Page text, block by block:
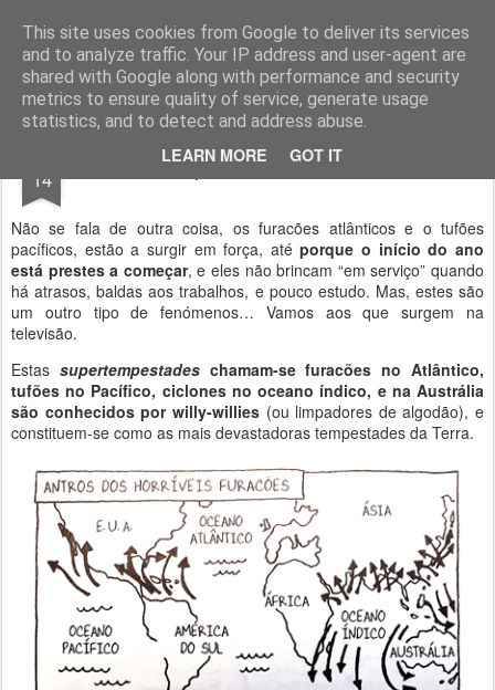
This site uses cookies from Google to deliver its services
and to analyze traffic. Your IP address and user-agent are
shared with Google along with performance and security
metrics to ensure quality of service, generate usage
statistics, and to detect and address abuse.
LEARN MORE GOT IT
Geopalavras
canal800 clique ZapCanal
14 Época de furacões.
Não se fala de outra coisa, os furacões atlânticos e o tufões
pacíficos, estão a surgir em força, atéporque o início do ano
está prestes a começar, e eles não brincam “em serviço” quando
há atrasos, baldas aos trabalhos, e pouco estudo. Mas, estes são
um outro tipo de fenómenos… Vamos aos que surgem na
televisão.
Estas supertempestades chamam-se furacões no Atlântico,
tufões no Pacífico, ciclones no oceano índico, e na Austrália
são conhecidos por willy-willies(ou limpadores de algodão), e
constituem-se como as mais devastadoras tempestades da Terra.